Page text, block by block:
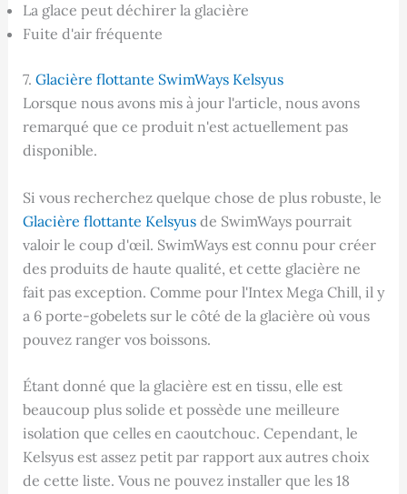
La glace peut déchirer la glacière
Fuite d'air fréquente
7. Glacière flottante SwimWays Kelsyus
Lorsque nous avons mis à jour l'article, nous avons
remarqué que ce produit n'est actuellement pas
disponible.
Si vous recherchez quelque chose de plus robuste, le
Glacière flottante Kelsyusde SwimWays pourrait
valoir le coup d'œil. SwimWays est connu pour créer
des produits de haute qualité, et cette glacière ne
fait pas exception. Comme pour l'Intex Mega Chill, il y
a 6 porte-gobelets sur le côté de la glacière où vous
pouvez ranger vos boissons.
Étant donné que la glacière est en tissu, elle est
beaucoup plus solide et possède une meilleure
isolation que celles en caoutchouc. Cependant, le
Kelsyus est assez petit par rapport aux autres choix
de cette liste. Vous ne pouvez installer que les 18